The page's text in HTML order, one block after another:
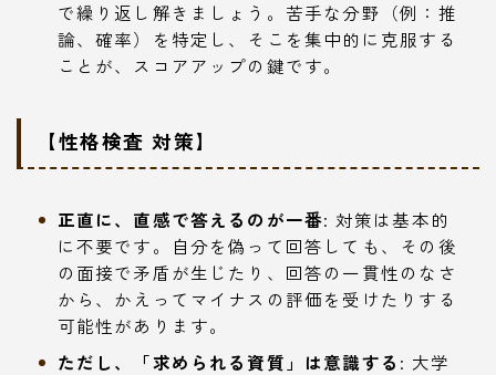
で繰り返し解きましょう。苦手な分野（例：推
論、確率）を特定し、そこを集中的に克服する
ことが、スコアアップの鍵です。
【性格検査 対策】
正直に、直感で答えるのが一番: 対策は基本的
に不要です。自分を偽って回答しても、その後
の面接で矛盾が生じたり、回答の一貫性のなさ
から、かえってマイナスの評価を受けたりする
可能性があります。
ただし、「求められる資質」は意識する : 大学